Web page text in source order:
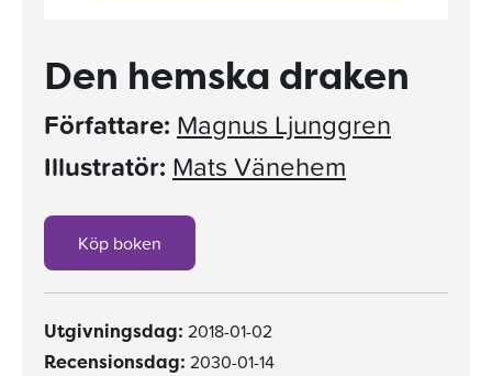
Den hemska draken
Författare: Magnus Ljunggren
Illustratör: Mats Vänehem
Köp boken
Utgivningsdag: 2018-01-02
Recensionsdag: 2030-01-14